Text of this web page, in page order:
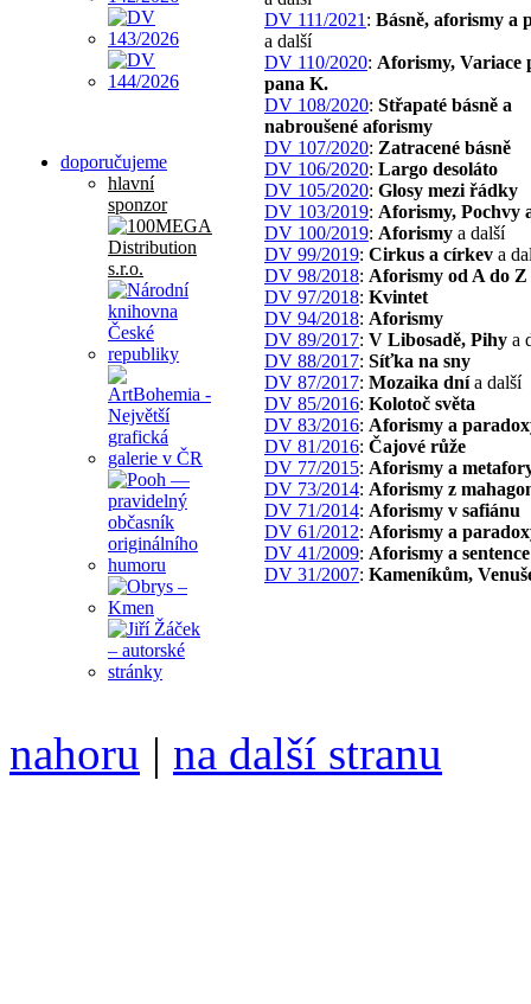
doporučujeme
hlavní
sponzor
DV 111/2021 : Básně, aforismy a
a další
DV 110/2020: Aforismy, Variace
pana K.
DV 108/2020: Střapaté básně a
nabroušené aforismy
DV 107/2020: Zatracené básně
DV 106/2020: Largo desoláto
DV 105/2020: Glosy mezi řádky
DV 103/2019: Aforismy, Pochvy
DV 100/2019: Aforismy a další
DV 99/2019: Cirkus a církev a
DV 98/2018: Aforismy od A do Z
DV 97/2018: Kvintet
DV 94/2018: Aforismy
DV 89/2017: V Libosadě, Pihy a
DV 88/2017: Síťka na sny
DV 87/2017: Mozaika dnía další
DV 85/2016: Kolotoč světa
DV 83/2016: Aforismy a
DV 81/2016: Čajové růže
DV 77/2015: Aforismy a
DV 73/2014: Aforismy z
DV 71/2014: Aforismy v safiánu
DV 61/2012: Aforismy a
DV 41/2009: Aforismy a sentence
DV 31/2007: Kameníkům,
nahoru | na další stranu